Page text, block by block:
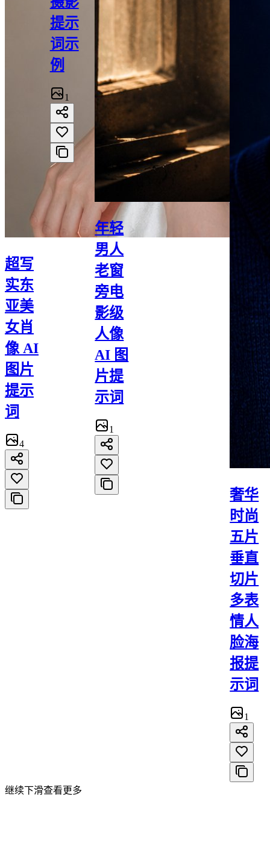
超写
实东
亚美
女肖
像 AI
图片
提示
词
4
提示
词示
例
1
年轻
男人
老窗
旁电
影级
人像
AI 图
片提
示词
1
奢华
时尚
五片
垂直
切片
多表
情人
脸海
报提
示词
1
继续下滑查看更多